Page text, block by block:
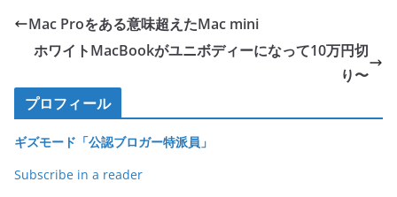
e
b
o
k
er et
Mac Proをある意味超えたMac mini
ホワイトMacBookがユニボディーになって10万円切
り〜
プロフィール
ギズモード「公認ブロガー特派員」
Subscribe in a reader